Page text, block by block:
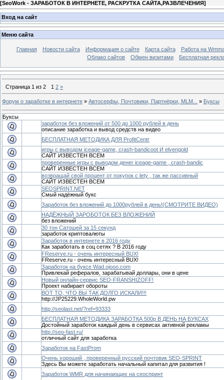
[SeoWork - ЗАРАБОТОК В ИНТЕРНЕТЕ, РАСКРУТКА САЙТА,РАЗВЛЕЧЕНИЯ]
Вход на сайт
Меню сайта
Главная Новости сайта Информация о сайте Карта сайта
Работа на
Облако сайтов
Обмен визитами Бесплатная
Страница 1 из 2 1 2 »
Форум о заработке в интернете » Автосерфы, Почтовики, Партнёрки, MLM... » Буксы
Буксы
заработок без вложений от 500 до 1000 рублей в день
описание заработка и вывод средств на видео
БЕСПЛАТНАЯ МЕТОДИКА ДЛЯ ProfitCentr
игры с выводом iceage-game, crash-bandicoot И elvengold
САЙТ ИЗВЕСТЕН ВСЕМ
проверенные игры с выводом денег iceage-game , crash-bandic
САЙТ ИЗВЕСТЕН ВСЕМ
возвращай свой процент от покупок с lety , так же пассивный
САЙТ ИЗВЕСТЕН ВСЕМ
SEOSPRINT.NET
Смый надёжный букс
Заработок без вложений до 1000рублей в день!(СМОТРИТЕ ВИДЕО)
НАДЁЖНЫЙ ЗАРОБОТОК БЕЗ ВЛОЖЕНИЙ
без вложений
30 тон Сатошей за 15 секунд
заработок криптовалюты
Заработок в интернете в 2016 году
Как заработать в соц сетях ? В 2016 году
FReserve.ru - очень интересный BUX!
FReserve.ru - очень интересный BUX!
Заработок на буксе Wad.ojooo.com
Привлекай рефералов, зарабатывай доллары, они в цене
Новый онлайн-сервис SEO-FRANSHIZOFF!
Проект набирает обороты
ВОТ ТО, ЧТО ВЫ ТАК ДОЛГО ИСКАЛИ!!!
http://JP25229.WholeWorld.pw
http://seolast.net/?ref=93333
БЕСПЛАТНАЯ МЕТОДИКА ЗАРАБОТКА 500р В ДЕНЬ НА БУКСАХ
Достойный заработок каждый день в сервисах активной рекламы
http://seo-fast.ru/
отличный сайт для заработка
Заработок на FastProm
Очень хороший , проверенный русский почтовик SEO-SPRINT
Здесь Вы можете заработать начальный капитал для развития !
Заработок WMR для начинающих на сеоспринт